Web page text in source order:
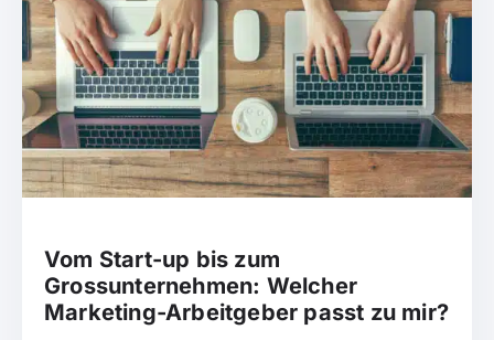
Vom Start-up bis zum
Grossunternehmen: Welcher
Marketing-Arbeitgeber passt zu mir?